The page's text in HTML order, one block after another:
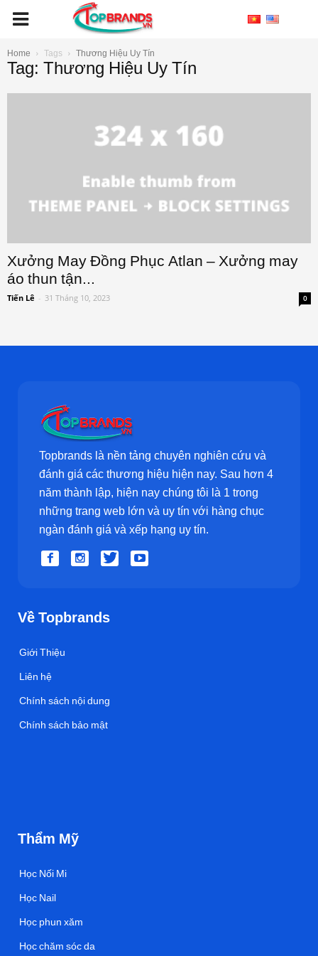
Home Tags Thương Hiệu Uy Tín
Tag: Thương Hiệu Uy Tín
Xưởng May Đồng Phục Atlan – Xưởng may
áo thun tận...
Tiến Lê - 31 Tháng 10, 2023 0
Topbrands là nền tảng chuyên nghiên cứu và
đánh giá các thương hiệu hiện nay. Sau hơn 4
năm thành lập, hiện nay chúng tôi là 1 trong
những trang web lớn và uy tín với hàng chục
ngàn đánh giá và xếp hạng uy tín.
Về Topbrands
Giới Thiệu
Liên hệ
Chính sách nội dung
Chính sách bảo mật
Thẩm Mỹ
Học Nối Mi
Học Nail
Học phun xăm
Học chăm sóc da